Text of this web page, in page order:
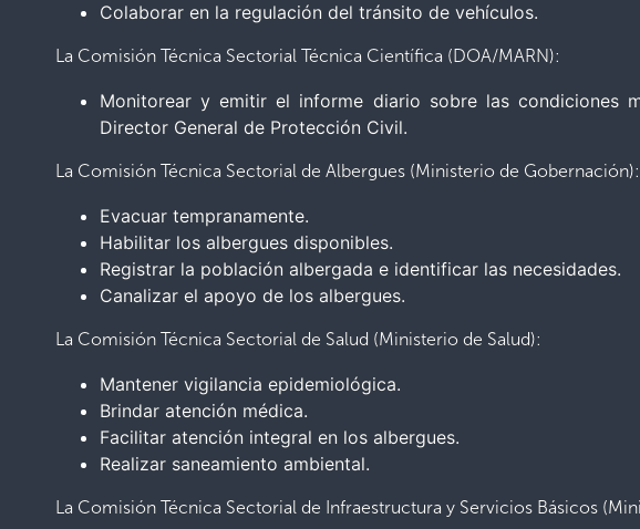
Colaborar en la regulación del tránsito de vehículos.
La Comisión Técnica Sectorial Técnica Científica (DOA/MARN):
Monitorear y emitir el informe diario sobre las condiciones
Director General de Protección Civil.
La Comisión Técnica Sectorial de Albergues (Ministerio de Gobernación):
Evacuar tempranamente.
Habilitar los albergues disponibles.
Registrar la población albergada e identificar las necesidades.
Canalizar el apoyo de los albergues.
La Comisión Técnica Sectorial de Salud (Ministerio de Salud):
Mantener vigilancia epidemiológica.
Brindar atención médica.
Facilitar atención integral en los albergues.
Realizar saneamiento ambiental.
La Comisión Técnica Sectorial de Infraestructura y Servicios Básicos